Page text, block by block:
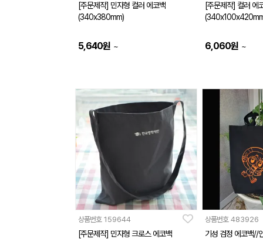
[주문제작] 민자형 컬러 에코백
(340x380mm)
5,640원 ~
[주문제작] 컬러 에
6,060원 ~
상품번호 159644
[주문제작] 민자형 크로스 에코백
상품번호 483926
기성 검정 에코백//